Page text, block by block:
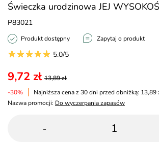
Świeczka urodzinowa JEJ
P83021
Produkt dostępny Zapytaj o produkt
5.0/5
9,72 zł 13,89 zł
-30%
Najniższa cena z 30 dni przed obniżką: 13,89
Nazwa promocji: Do wyczerpania zapasów
-